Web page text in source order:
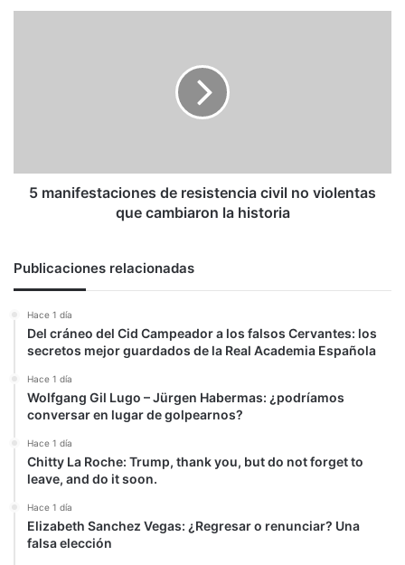
cambiaron
5 manifestaciones de resistencia civil no violentas
que cambiaron la historia
Publicaciones relacionadas
Hace 1 día
Del cráneo del Cid Campeador a los falsos Cervantes: los
secretos mejor guardados de la Real Academia Española
Hace 1 día
Wolfgang Gil Lugo – Jürgen Habermas: ¿podríamos
conversar en lugar de golpearnos?
Hace 1 día
Chitty La Roche: Trump, thank you, but do not forget to
leave, and do it soon.
Hace 1 día
Elizabeth Sanchez Vegas: ¿Regresar o renunciar? Una
falsa elección